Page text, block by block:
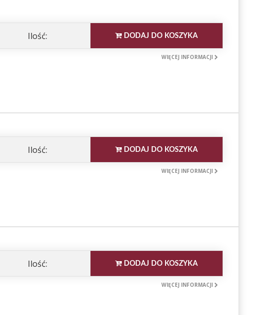
Ilość: DODAJ DO KOSZYKA
WIĘCEJ INFORMACJI
Ilość: DODAJ DO KOSZYKA
WIĘCEJ INFORMACJI
Ilość: DODAJ DO KOSZYKA
WIĘCEJ INFORMACJI